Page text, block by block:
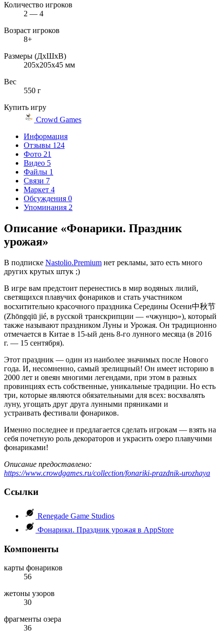
Количество игроков
2 — 4
Возраст игроков
8+
Размеры (ДxШxВ)
205x205x45 мм
Вес
550 г
Купить игру
Crowd Games
Информация
Отзывы 124
Фото 21
Видео 5
Файлы 1
Связи 7
Маркет 4
Обсуждения 0
Упоминания 2
Описание «Фонарики. Праздник
урожая»
В подписке Nastolio.Premium нет рекламы, зато есть много
других крутых штук ;)
В игре вам предстоит перенестись в мир водяных лилий,
светящихся плавучих фонариков и стать участником
восхитительно красочного праздника Середины Осени中秋节
(Zhōngqiū jié, в русской транскрипции — «чжунцю»), который
также называют праздником Луны и Урожая. Он традиционно
отмечается в Китае в 15-ый день 8-го лунного месяца (в 2016
г. — 15 сентября).
Этот праздник — один из наиболее значимых после Нового
года. И, несомненно, самый зрелищный! Он имеет историю в
2000 лет и овеян многими легендами, при этом в разных
провинциях есть собственные, уникальные традиции. Но есть
три, которые являются обязательными для всех: восхвалять
луну, угощать друг друга лунными пряниками и
устраивать фестивали фонариков.
Именно последнее и предлагается сделать игрокам — взять на
себя почетную роль декораторов и украсить озеро плавучими
фонариками!
Описание предоставлено:
https://www.crowdgames.ru/collection/fonariki-prazdnik-urozhaya
Ссылки
Renegade Game Studios
Фонарики. Праздник урожая в AppStore
Компоненты
карты фонариков
56
жетоны узоров
30
фрагменты озера
36